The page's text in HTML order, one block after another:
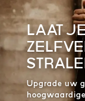
LAAT
Upgrade uw